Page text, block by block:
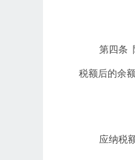
第四条
税额后的余
应纳税